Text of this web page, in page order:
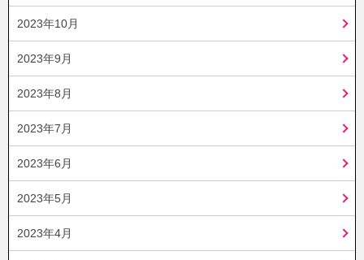
2023年10月
2023年9月
2023年8月
2023年7月
2023年6月
2023年5月
2023年4月